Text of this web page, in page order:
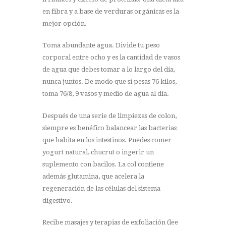
en fibra y a base de verduras orgánicas es la
mejor opción.
Toma abundante agua. Divide tu peso
corporal entre ocho y es la cantidad de vasos
de agua que debes tomar a lo largo del día,
nunca juntos. De modo que si pesas 76 kilos,
toma 76/8, 9 vasos y medio de agua al día.
Después de una serie de limpiezas de colon,
siempre es benéfico balancear las bacterias
que habita en los intestinos. Puedes comer
yogurt natural, chucrut o ingerir un
suplemento con bacilos. La col contiene
además glutamina, que acelera la
regeneración de las células del sistema
digestivo.
Recibe masajes y terapias de exfoliación (lee